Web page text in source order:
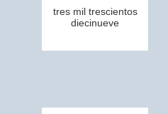
tres mil trescientos
diecinueve